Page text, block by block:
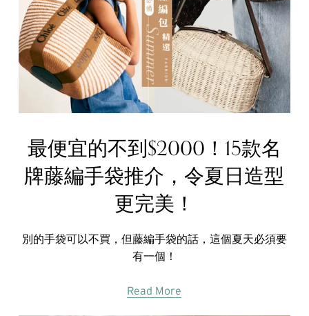
最便宜的不到$2000！15款名
牌藤編手袋推介，令夏日造型
更完美！
別的手袋可以不買，但藤編手袋的話，這個夏天必須要
有一個！
Read More